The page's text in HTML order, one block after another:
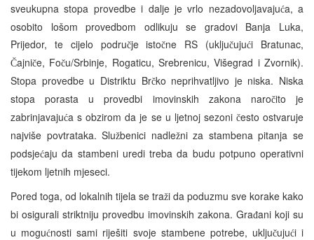
sveukupna stopa provedbe i dalje je vrlo nezadovoljavajuća, a
osobito lošom provedbom odlikuju se gradovi Banja Luka,
Prijedor, te cijelo područje istočne RS (uključujući Bratunac,
Čajniče, Foču/Srbinje, Rogaticu, Srebrenicu, Višegrad i Zvornik).
Stopa provedbe u Distriktu Brčko neprihvatljivo je niska. Niska
stopa porasta u provedbi imovinskih zakona naročito je
zabrinjavajuća s obzirom da je se u ljetnoj sezoni često ostvaruje
najviše povtrataka. Službenici nadležni za stambena pitanja se
podsjećaju da stambeni uredi treba da budu potpuno operativni
tijekom ljetnih mjeseci.
Pored toga, od lokalnih tijela se traži da poduzmu sve korake kako
bi osigurali striktniju provedbu imovinskih zakona. Građani koji su
u mogućnosti sami riješiti svoje stambene potrebe, uključujući i